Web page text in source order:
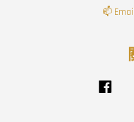
📫